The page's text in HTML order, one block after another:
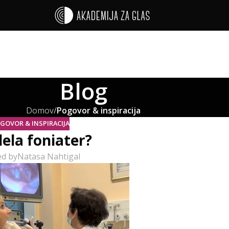
Blog
Domov/Pogovor & inspiracija
& INSPIRACIJA
foniater?
byNatasa Nahtigal